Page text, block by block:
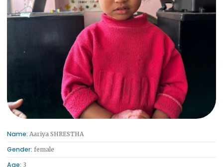
Name: Aariya SHRESTHA
Gender: female
Age: 3